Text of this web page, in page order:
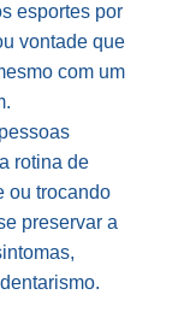
esportes por
vontade que
com um
rotina de
ou trocando
preservar a